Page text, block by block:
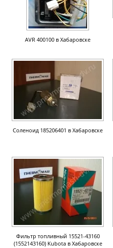
AVR 400100 в Хабаровске
Соленоид 185206401 в Хабаровске
Фильтр топливный 15521-43160
(1552143160) Kubota в Хабаровске